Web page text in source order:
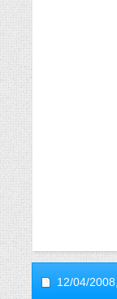
12/04/2008,